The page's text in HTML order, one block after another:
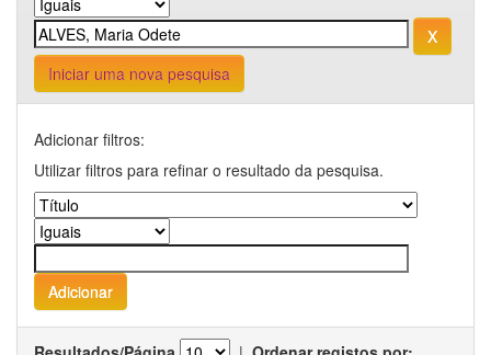
Iniciar uma nova pesquisa
Adicionar filtros:
Utilizar filtros para refinar o resultado da pesquisa.